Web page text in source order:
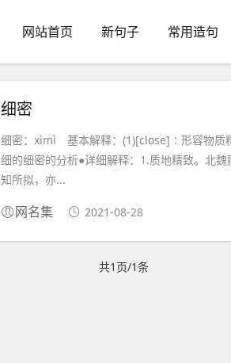
网站首页 新句子 常用造句
细密
细密：xìmì 基本解释：(1)[close]∶形容物质
细的细密的分析●详细解释：1.质地精致。北
知所拟，亦...
网名集 2021-08-28
共1页/1条